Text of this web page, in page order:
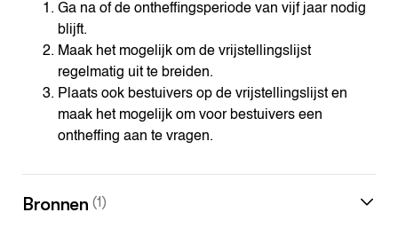
Ga na of de ontheffingsperiode van vijf jaar nodig
blijft.
Maak het mogelijk om de vrijstellingslijst
regelmatig uit te breiden.
Plaats ook bestuivers op de vrijstellingslijst en
maak het mogelijk om voor bestuivers een
ontheffing aan te vragen.
Bronnen (1)